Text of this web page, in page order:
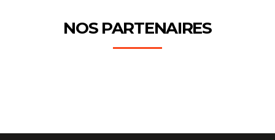
NOS PARTENAIRES